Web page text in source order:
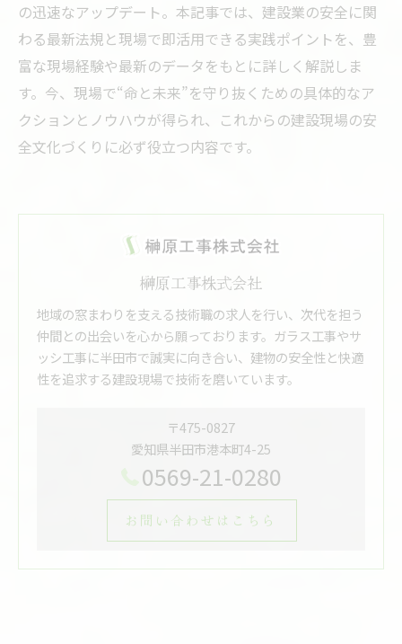
の迅速なアップデート。本記事では、建設業の安全に関
わる最新法規と現場で即活用できる実践ポイントを、豊
富な現場経験や最新のデータをもとに詳しく解説しま
す。今、現場で“命と未来”を守り抜くための具体的なア
クションとノウハウが得られ、これからの建設現場の安
全文化づくりに必ず役立つ内容です。
榊原工事株式会社
地域の窓まわりを支える技術職の求人を行い、次代を担う
仲間との出会いを心から願っております。ガラス工事やサ
ッシ工事に半田市で誠実に向き合い、建物の安全性と快適
性を追求する建設現場で技術を磨いています。
〒475-0827
愛知県半田市港本町4-25
0569-21-0280
お問い合わせはこちら